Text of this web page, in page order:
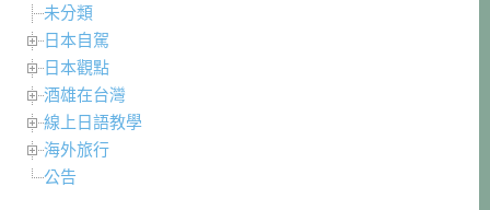
未分類
日本自駕
日本觀點
酒雄在台灣
線上日語教學
海外旅行
公告